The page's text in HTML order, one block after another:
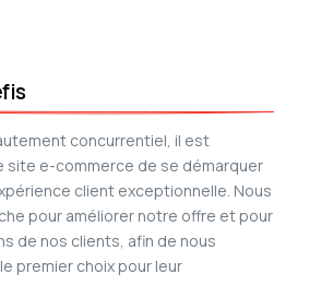
concurrentiel, il est
site e-commerce de se démarquer
client exceptionnelle. Nous
pour améliorer notre offre et pour
de nos clients, afin de nous
premier choix pour leur